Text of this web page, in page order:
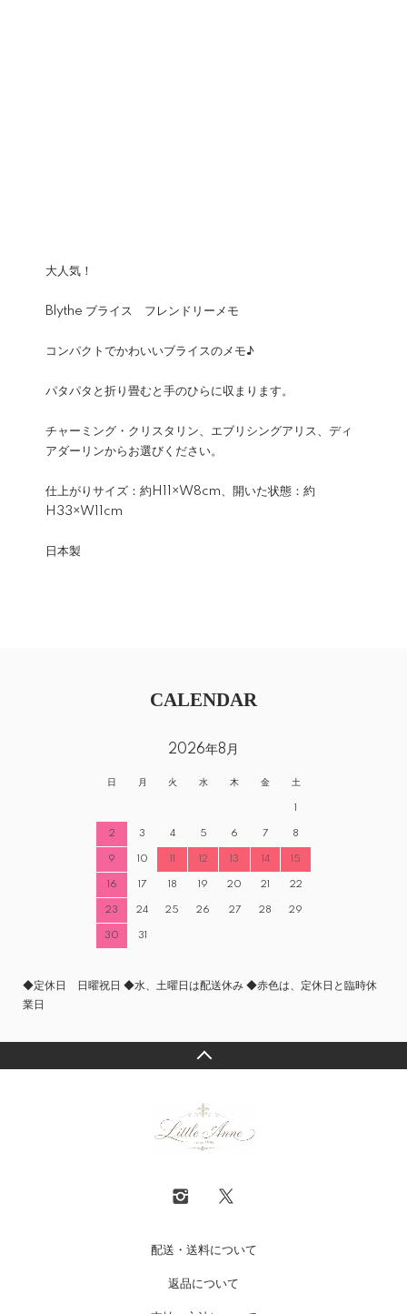
大人気！
Blythe ブライス フレンドリーメモ
コンパクトでかわいいブライスのメモ♪
パタパタと折り畳むと手のひらに収まります。
チャーミング・クリスタリン、エブリシングアリス、ディ
アダーリンからお選びください。
仕上がりサイズ：約H11×W8cm、開いた状態：約
H33×W11cm
日本製
CALENDAR
2026年8月
日 月 火 水 木 金 土
1
2 3 4 5 6 7 8
9 10 11 12 13 14 15
16 17 18 19 20 21 22
23 24 25 26 27 28 29
30 31
◆定休日 日曜祝日 ◆水、土曜日は配送休み ◆赤色は、定休日と臨時休
業日
配送・送料について
返品について